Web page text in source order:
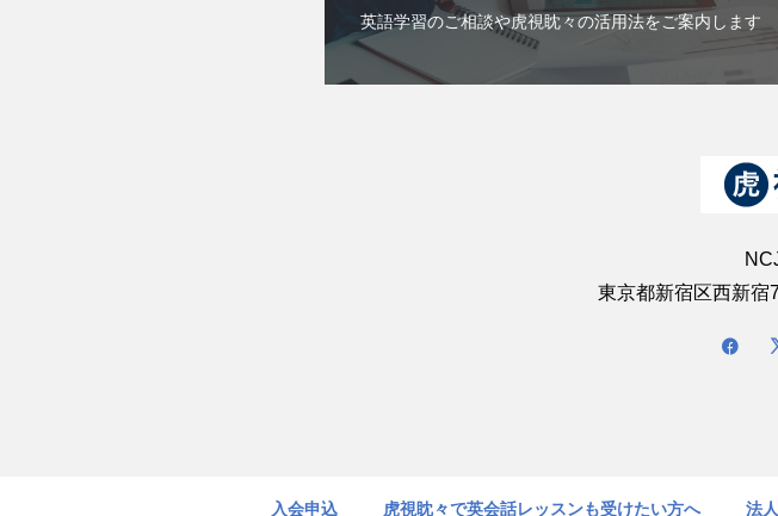
英語学習のご相談や虎視眈々の活用法をご案内します
東京都新宿区西新
入会申込 虎視眈々で英会話レッスンも受けたい方へ 法